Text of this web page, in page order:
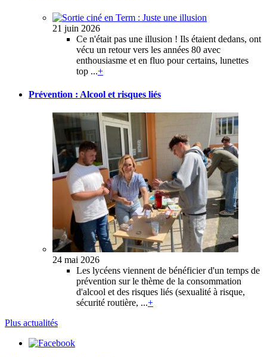
21 juin 2026
Ce n'était pas une illusion ! Ils étaient dedans, ont
vécu un retour vers les années 80 avec
enthousiasme et en fluo pour certains, lunettes
top ...+
Prévention : Alcool et risques liés
24 mai 2026
Les lycéens viennent de bénéficier d'un temps de
prévention sur le thème de la consommation
d'alcool et des risques liés (sexualité à risque,
sécurité routière, ...+
Plus actualités